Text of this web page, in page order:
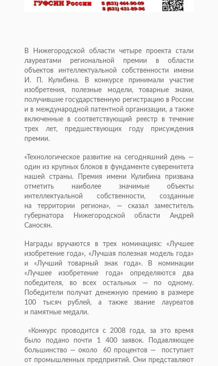
В Нижегородской области четыре проекта стали
лауреатами региональной премии в области
объектов интеллектуальной собственности имени
И. П. Кулибина. В конкурсе принимали участие
изобретения, полезные модели, товарные знаки,
получившие государственную регистрацию в России
и в международной патентной организации, а также
включенные в соответствующий реестр в течение
трех лет, предшествующих году присуждения
премии.
«Технологическое развитие на сегодняшний день —
один из крупных блоков в фундаменте суверенитета
нашей страны. Премия имени Кулибина призвана
отметить наиболее значимые объекты
интеллектуальной собственности, созданные
на территории региона», — сказал заместитель
губернатора Нижегородской области Андрей
Саносян.
Награды вручаются в трех номинациях: «Лучшее
изобретение года», «Лучшая полезная модель года»
и «Лучший товарный знак года». В номинации
«Лучшее изобретение года» определяются два
победителя, во всех остальных — по одному.
Победители получат денежную премию в размере
100 тысяч рублей, а также звание лауреатов
и памятные медали.
«Конкурс проводится с 2008 года, за это время
было подано почти 1 400 заявок. Подавляющее
большинство — около 60 процентов — поступает
от промышленных предприятий. Они представляют